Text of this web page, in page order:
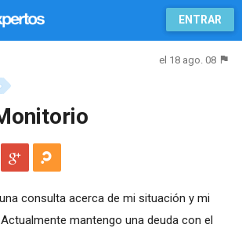
ENTRAR
el 18 ago. 08
consulta acerca de mi situación y mi
mantengo una deuda con el